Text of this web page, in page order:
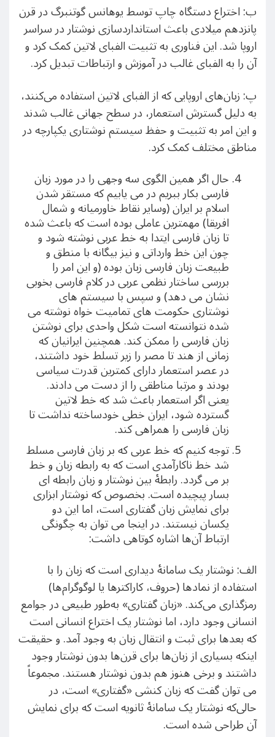
ب: اختراع دستگاه چاپ توسط یوهانس گوتنبرگ در قرن
پانزدهم میلادی باعث استانداردسازی نوشتار در سراسر
اروپا شد. این فناوری به تثبیت الفبای لاتین کمک کرد و
آن را به الفبای غالب در آموزش و ارتباطات تبدیل کرد.
پ: زبان‌های اروپایی که از الفبای لاتین استفاده می‌کنند،
به دلیل گسترش استعمار، در سطح جهانی غالب شدند
و این امر به تثبیت و حفظ سیستم نوشتاری یکپارچه در
مناطق مختلف کمک کرد.
حال اگر همین الگوی سه وجهی را در مورد زبان
فارسی بکار ببریم در می یابیم که مستقر شدن
اسلام بر ایران (وسایر نقاط خاورمیانه و شمال
افریقا) مهمترین عاملی بوده است که باعث شده
تا زبان فارسی ایتدا به خط عربی نوشته شود و
چون این خط وارداتی و نیز بیگانه با منطق و
طبیعت زبان فارسی زبان بوده (و این امر را
بررسی ساختار نظمی عربی در کلام فارسی بخوبی
نشان می دهد) و سپس با سیستم های
نوشتاری حکومت های تمامیت خواه نوشته می
شده نتوانسته است شکل واحدی برای نوشتن
زبان فارسی را ممکن کند. همچنین ایرانیان که
زمانی از هند تا مصر را زیر تسلط خود داشتند،
در عصر استعمار دارای کمترین قدرت سیاسی
بودند و مرتبا مناطقی را از دست می دادند.
یعنی اگر استعمار باعث شد که خط لاتین
گسترده شود، ایران خطی خودساخته نداشت تا
زبان فارسی را همراهی کند.
توجه کنیم که خط عربی که بر زبان فارسی مسلط
شد خط ناکارآمدی است که به رابطه زبان و خط
بر می گردد. رابطهٔ بین نوشتار و زبان رابطه ای
بسار پیچیده است. بخصوص که نوشتار ابزاری
برای نمایش زبان گفتاری است، اما این دو
یکسان نیستند. در اینجا می توان به چگونگی
ارتباط آن‌ها اشاره کوتاهی داشت:
الف: نوشتار یک سامانهٔ دیداری است که زبان را با
استفاده از نمادها (حروف، کاراکترها یا لوگوگرام‌ها)
رمزگذاری می‌کند. «زبان گفتاری» به‌طور طبیعی در جوامع
انسانی وجود دارد، اما نوشتار یک اختراع انسانی است
که بعدها برای ثبت و انتقال زبان به وجود آمد. و حقیقت
اینکه بسیاری از زبان‌ها برای قرن‌ها بدون نوشتار وجود
داشتند و برخی هنوز هم بدون نوشتار هستند. مجموعاً
می توان گفت که زبان کنشی «گفتاری» است، در
حالی‌که نوشتار یک سامانهٔ ثانویه است که برای نمایش
آن طراحی شده است.